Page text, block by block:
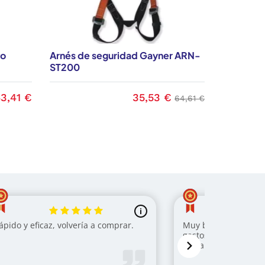
€
Arnés de seguridad Gayner ARN-
ST200
Precio
35,53 € Precio base
64,61 €